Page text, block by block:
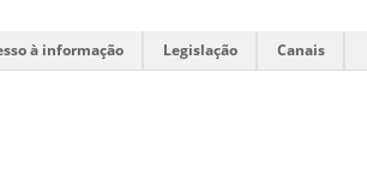
à informação Legislação Canais